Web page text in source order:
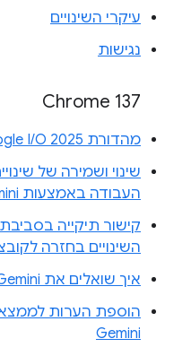
עיקרי השינויים
נגישות
Chrome 137
מהדורת Google I/O 2025
העבודה באמצעות Gemini
קישור תיקייה
השינויים בחזרה
איך שואלים את Gemini על תובנות לגבי ביצועים
הוספת הערות
Gemini